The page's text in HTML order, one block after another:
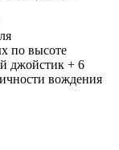
по высоте
джойстик + 6
вождения